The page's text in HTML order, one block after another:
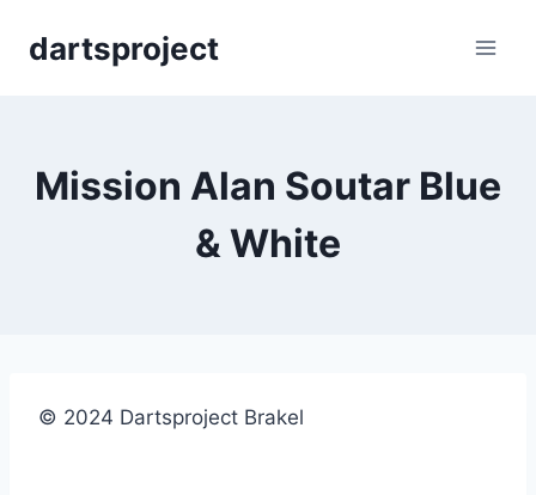
dartsproject
Mission Alan Soutar Blue
& White
© 2024 Dartsproject Brakel